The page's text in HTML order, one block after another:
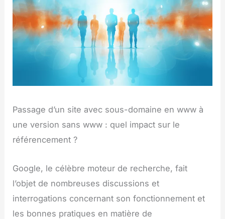
Passage d’un site avec sous-domaine en www à
une version sans www : quel impact sur le
référencement ?
Google, le célèbre moteur de recherche, fait
l’objet de nombreuses discussions et
interrogations concernant son fonctionnement et
les bonnes pratiques en matière de